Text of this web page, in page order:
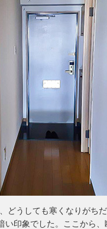
どうしても寒くなりがち
い印象でした。ここから